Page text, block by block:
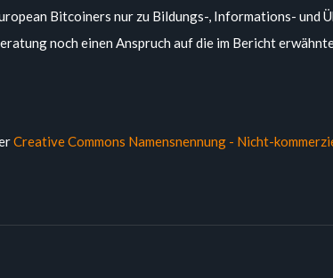
Bitcoiners nur zu Bildungs-, Informations- und
noch einen Anspruch auf die im Bericht
Creative Commons Namensnennung - Nicht-